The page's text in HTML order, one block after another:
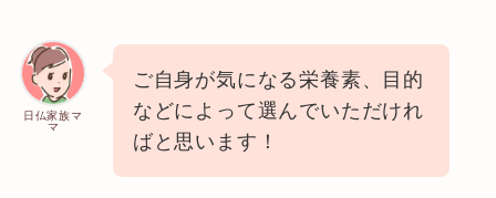
日仏家族マ
マ
ご自身が気になる栄養素、目的
などによって選んでいただけれ
ばと思います！